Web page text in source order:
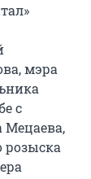
мэра
с
Мецаева,
розыска